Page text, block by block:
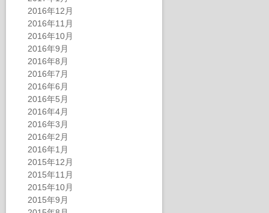
2016年12月
2016年11月
2016年10月
2016年9月
2016年8月
2016年7月
2016年6月
2016年5月
2016年4月
2016年3月
2016年2月
2016年1月
2015年12月
2015年11月
2015年10月
2015年9月